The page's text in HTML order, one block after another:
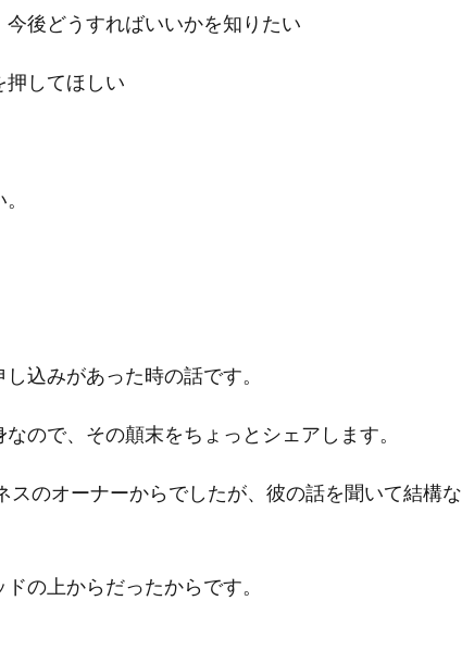
今後どうすればいいかを知りたい
押してほしい
込みがあった時の話です。
ので、その顛末をちょっとシェアします。
スのオーナーからでしたが、彼の話を聞いて結構な
の上からだったからです。